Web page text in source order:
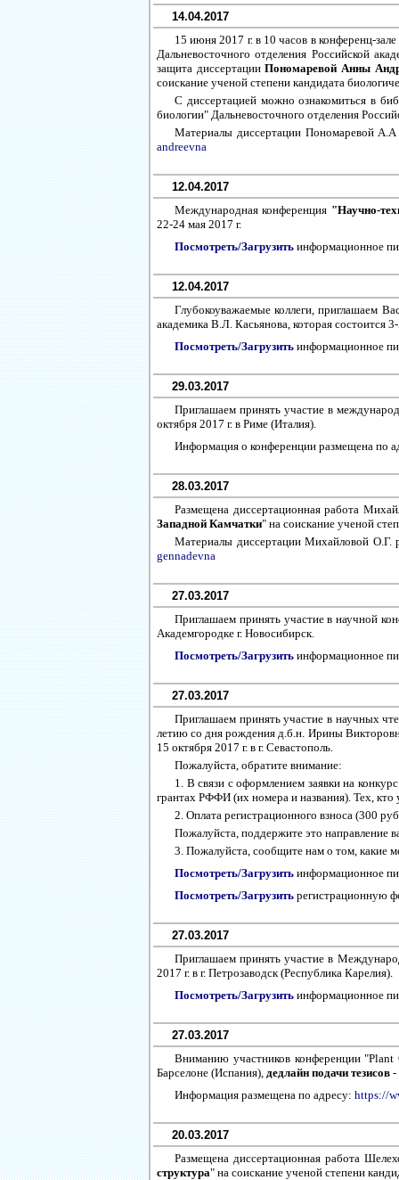
14.04.2017
15 июня 2017 г. в 10 часов в конференц-
Дальневосточного отделения Российской
защита диссертацииПономаревой Анны
соискание ученой степени кандидата
С диссертацией можно ознакомиться в
биологии" Дальневосточного отделения
Материалы диссертации Пономаревой
andreevna
12.04.2017
Международная конференция "Научно-
22-24 мая 2017 г.
Посмотреть/Загрузить информационное
12.04.2017
Глубокоуважаемые коллеги, приглашаем
академика В.Л. Касьянова, которая
Посмотреть/Загрузить информационное
29.03.2017
Приглашаем принять участие в
октября 2017 г. в Риме (Италия).
Информация о конференции размещена по
28.03.2017
Размещена диссертационная работа
Западной Камчатки" на соискание ученой
Материалы диссертации Михайловой
gennadevna
27.03.2017
Приглашаем принять участие в научной
Академгородке г. Новосибирск.
Посмотреть/Загрузить информационное
27.03.2017
Приглашаем принять участие в научных
летию со дня рождения д.б.н. Ирины
15 октября 2017 г. в г. Севастополь.
Пожалуйста, обратите внимание:
1. В связи с оформлением заявки на
грантах РФФИ (их номера и названия). Тех,
2. Оплата регистрационного взноса (300
Пожалуйста, поддержите это направление
3. Пожалуйста, сообщите нам о том, какие
Посмотреть/Загрузить информационное
Посмотреть/Загрузить регистрационную
27.03.2017
Приглашаем принять участие в
2017 г. в г. Петрозаводск (Республика Карелия).
Посмотреть/Загрузить информационное
27.03.2017
Вниманию участников конференции
Барселоне (Испания), дедлайн подачи тезисов -
Информация размещена по адресу: https://
20.03.2017
Размещена диссертационная работа
структура" на соискание ученой степени